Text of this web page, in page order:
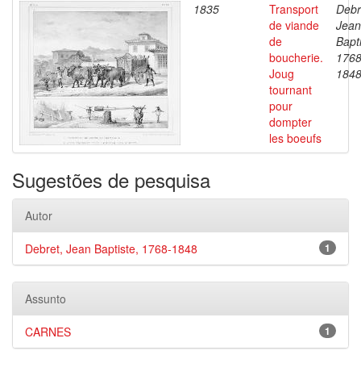
1835
Transport
de viande
de
boucherie.
Joug
tournant
pour
dompter
les boeufs
Jean
1848
Sugestões de pesquisa
Autor
1
Debret, Jean Baptiste, 1768-1848
Assunto
1
CARNES